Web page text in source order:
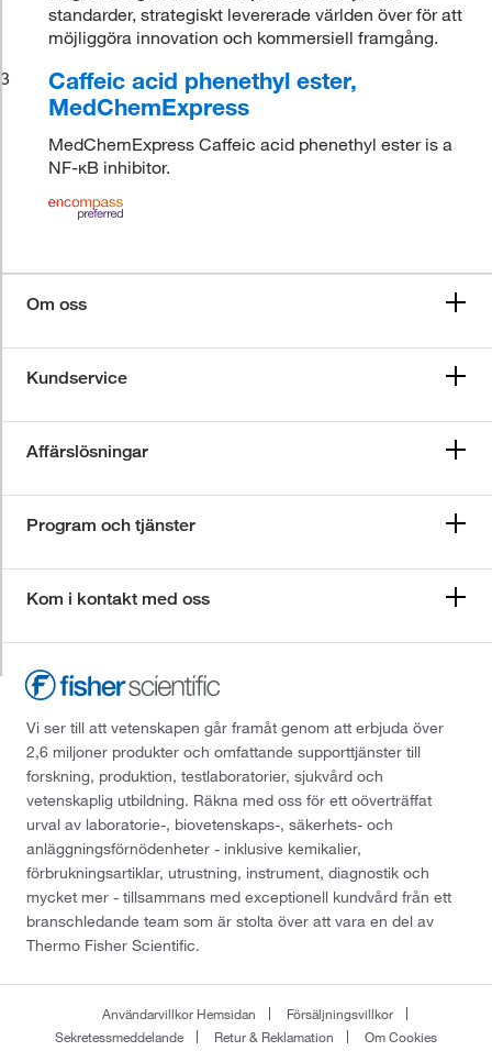
standarder, strategiskt levererade världen över för att
möjliggöra innovation och kommersiell framgång.
3
Caffeic acid phenethyl ester,
MedChemExpress
MedChemExpress Caffeic acid phenethyl ester is a
NF-κB inhibitor.
Om oss
Kundservice
Affärslösningar
Program och tjänster
Kom i kontakt med oss
Vi ser till att vetenskapen går framåt genom att erbjuda över
2,6 miljoner produkter och omfattande supporttjänster till
forskning, produktion, testlaboratorier, sjukvård och
vetenskaplig utbildning. Räkna med oss för ett oöverträffat
urval av laboratorie-, biovetenskaps-, säkerhets- och
anläggningsförnödenheter - inklusive kemikalier,
förbrukningsartiklar, utrustning, instrument, diagnostik och
mycket mer - tillsammans med exceptionell kundvård från ett
branschledande team som är stolta över att vara en del av
Thermo Fisher Scientific.
Användarvillkor Hemsidan
Försäljningsvillkor
Sekretessmeddelande
Retur & Reklamation
Om Cookies